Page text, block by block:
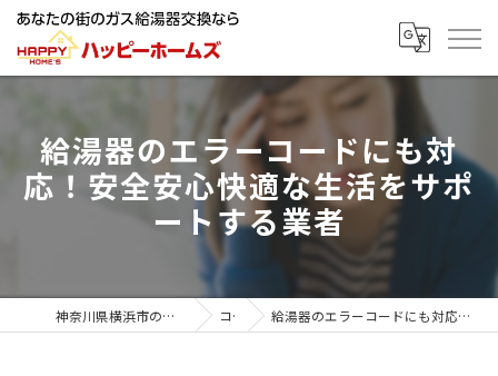
給湯器のエラーコードにも対
応！安全安心快適な生活をサポ
ートする業者
神奈川県横浜市の給湯器ならハッピーホームズ コラム 給湯器のエラーコードにも対応！安全安心快適な生活をサポートする業者